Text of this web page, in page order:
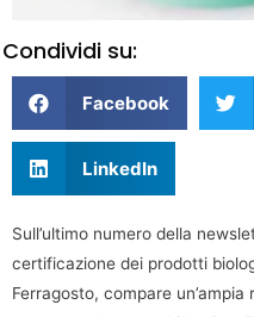
Condividi su:
Facebook
LinkedIn
Sull’ultimo numero della
certificazione dei prodotti
Ferragosto, compare